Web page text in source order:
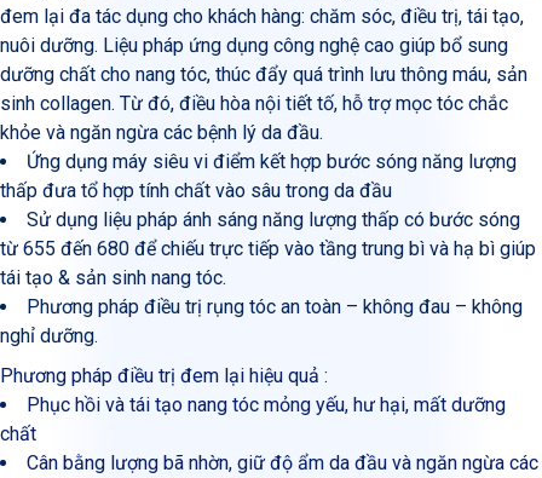
đem lại đa tác dụng cho khách hàng: chăm sóc, điều trị, tái tạo,
nuôi dưỡng. Liệu pháp ứng dụng công nghệ cao giúp bổ sung
dưỡng chất cho nang tóc, thúc đẩy quá trình lưu thông máu, sản
sinh collagen. Từ đó, điều hòa nội tiết tố, hỗ trợ mọc tóc chắc
khỏe và ngăn ngừa các bệnh lý da đầu.
Ứng dụng máy siêu vi điểm kết hợp bước sóng năng lượng
thấp đưa tổ hợp tính chất vào sâu trong da đầu
Sử dụng liệu pháp ánh sáng năng lượng thấp có bước sóng
từ 655 đến 680 để chiếu trực tiếp vào tầng trung bì và hạ bì giúp
tái tạo & sản sinh nang tóc.
Phương pháp điều trị rụng tóc an toàn – không đau – không
nghỉ dưỡng.
Phương pháp điều trị đem lại hiệu quả :
Phục hồi và tái tạo nang tóc mỏng yếu, hư hại, mất dưỡng
chất
Cân bằng lượng bã nhờn, giữ độ ẩm da đầu và ngăn ngừa các